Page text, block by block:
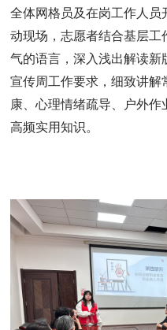
全体网格员及在岗工作人
动现场，志愿者结合基层
气的语言，深入浅出解读新
宣传周工作要求，细致讲解
康、心理情绪疏导、户外
高频实用知识。